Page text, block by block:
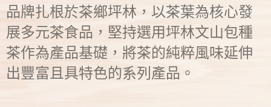
品牌扎根於茶鄉坪林，以茶葉為核心發
展多元茶食品，堅持選用坪林文山包種
茶作為產品基礎，將茶的純粹風味延伸
出豐富且具特色的系列產品。